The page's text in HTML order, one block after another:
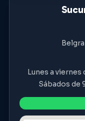
Lunes a viernes
Sábados de